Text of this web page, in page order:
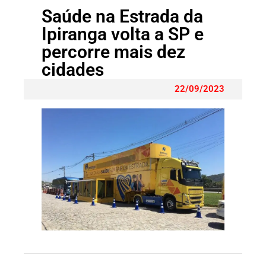
Saúde na Estrada da
Ipiranga volta a SP e
percorre mais dez
cidades
22/09/2023